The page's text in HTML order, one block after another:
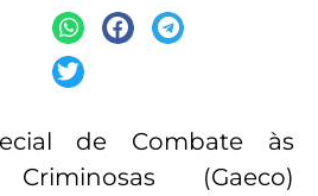
de Combate às
Criminosas (Gaeco)